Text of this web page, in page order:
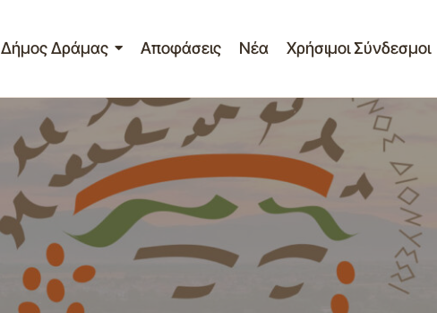
Δήμος Δράμας Αποφάσεις Νέα Χρήσιμοι Σύνδεσμοι
Δελτίο Τύπου – Εκδήλωση τιμής στους Δραμινούς Ολυμπιονίκες
Δράμας